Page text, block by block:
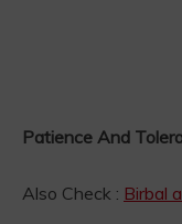
Patience And
Also Check : Birbal